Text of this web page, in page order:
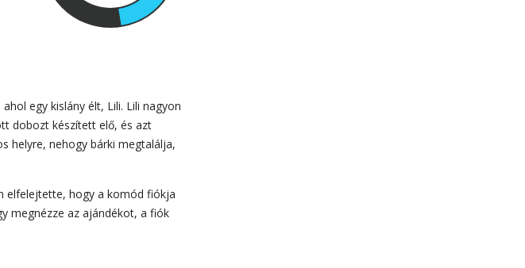
egy kislány élt, Lili. Lili nagyon
dobozt készített elő, és azt
helyre, nehogy bárki megtalálja,
elfelejtette, hogy a komód fiókja
megnézze az ajándékot, a fiók